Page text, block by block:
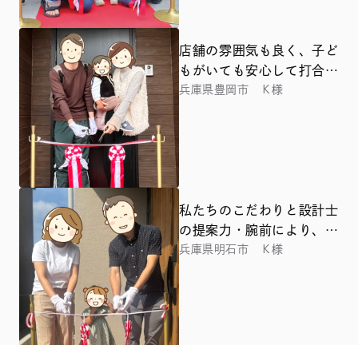
店舗の雰囲気も良く、子ど
もがいても安心して打合せ
をすることができました
兵庫県豊岡市 Ｋ様
私たちのこだわりと設計士
の提案力・腕前により、最
強の家となりました
兵庫県明石市 Ｋ様